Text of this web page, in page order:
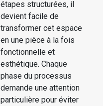
étapes structurées, il
devient facile de
transformer cet espace
en une pièce à la fois
fonctionnelle et
esthétique. Chaque
phase du processus
demande une attention
particulière pour éviter